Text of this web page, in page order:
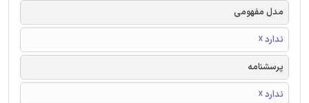
مدل مفهومی
ندارد ☓
پرسشنامه
ندارد ☓